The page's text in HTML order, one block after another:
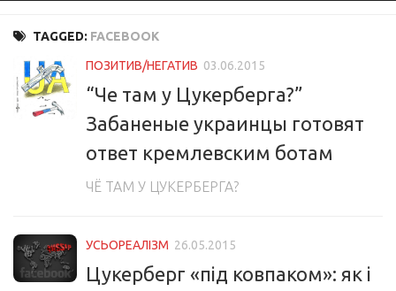
TAGGED: FACEBOOK
ПОЗИТИВ/НЕГАТИВ 03.06.2015
“Че там у Цукерберга?”
Забаненые украинцы готовят
ответ кремлевским ботам
ЧЁ ТАМ У ЦУКЕРБЕРГА?
УСЬОРЕАЛІЗМ 26.05.2015
Цукерберг «під ковпаком»: як і